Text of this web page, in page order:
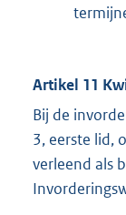
Artikel 11
Bij de
3, eerste lid,
verleend als